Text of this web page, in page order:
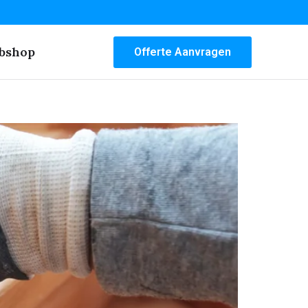
Offerte Aanvragen